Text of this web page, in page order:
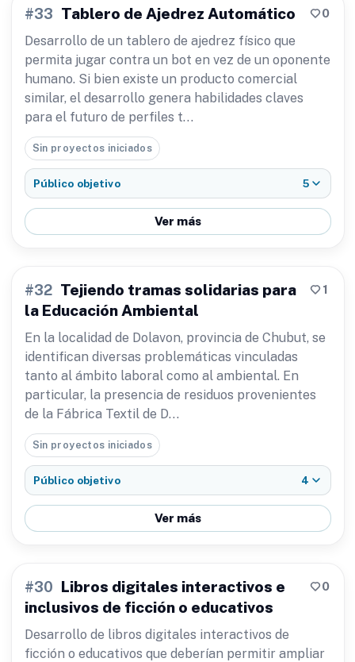
#33 Tablero de Ajedrez Automático 0
Desarrollo de un tablero de ajedrez físico que
permita jugar contra un bot en vez de un oponente
humano. Si bien existe un producto comercial
similar, el desarrollo genera habilidades claves
para el futuro de perfiles t…
Sin proyectos iniciados
Público objetivo 5
Ver más
#32 Tejiendo tramas solidarias para
la Educación Ambiental
1
En la localidad de Dolavon, provincia de Chubut, se
identifican diversas problemáticas vinculadas
tanto al ámbito laboral como al ambiental. En
particular, la presencia de residuos provenientes
de la Fábrica Textil de D…
Sin proyectos iniciados
Público objetivo 4
Ver más
#30 Libros digitales interactivos e
inclusivos de ficción o educativos
0
Desarrollo de libros digitales interactivos de
ficción o educativos que deberían permitir ampliar